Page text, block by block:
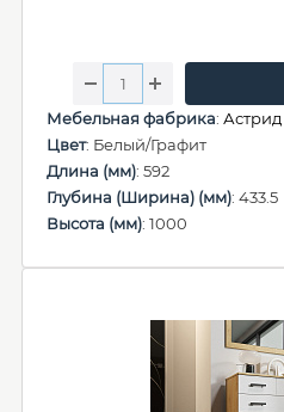
Мебельная фабрика: Астрид
Цвет: Белый/Графит
Длина (мм): 592
Глубина (Ширина) (мм): 433.5
Высота (мм): 1000